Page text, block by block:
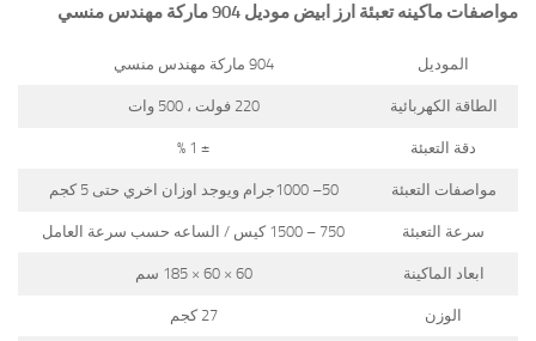
مواصفات ماكينه تعبئة ارز ابيض موديل 904 ماركة مهندس منسي
الموديل 904 ماركة مهندس منسي
الطاقة الكهربائية 220 فولت ، 500 وات
دقة التعبئة ± 1 %
مواصفات التعبئة 50– 1000جرام ويوجد اوزان اخري حتى 5 كجم
سرعة التعبئة 750 – 1500 كيس / الساعه حسب سرعة العامل
ابعاد الماكينة 60 × 60 × 185 سم
الوزن 27 كجم